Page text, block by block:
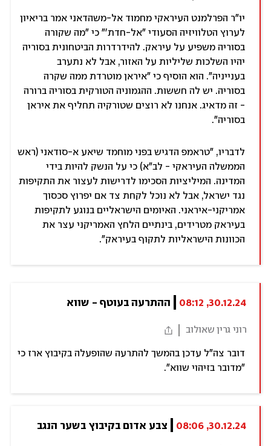
יו"ר הפרלמנט העיראקי מחמוד אל-משהדאני אמר בריאיון
לערוץ הטלוויזיה הסעודי "אל-חדת'" כי "מה שקורה
בסוריה משפיע על עיראק. להידרדרות הביטחונית בסוריה
יהיו השלכות שליליות על האזור, אבל לא נתערב
בענייניה". הוא הוסיף כי "איראן מוטרדת ממה שקרה
בסוריה. יש לה חששות. ההגמוניה הטורקית בסוריה ברורה
- זה מדאיג. אנחנו לא רוצים שטורקיה תחליף את איראן
בסוריה".
לדבריו, "טראמפ הדגיש בפני מוחמד שיאע א-סודאני (ראש
הממשלה העיראקי - לב"א) כי על הנשק להיות בידי
המדינה. המיליציות הסכימו לדרישות לעצור את התקיפות
נגד ישראל, אבל לא נוכל לקחת צד אם יפרוץ סכסוך
אמריקני-איראני. האיומים הישראליים בנוגע לתקיפות
בעיראק מטרידים, בינתיים הלחץ האמריקני עצר את
הכוונות הישראליות לתקוף בעיראק".
30.12.24, 08:12 ההתרעה בעוטף - שווא
רוני גרין שאולוב
דובר צה"ל עדכן בהמשך להתרעה שהופעלה בקיבוץ ארז כי
"מדובר בזיהוי שווא".
30.12.24, 08:06 צבע אדום בקיבוץ בשער הנגב